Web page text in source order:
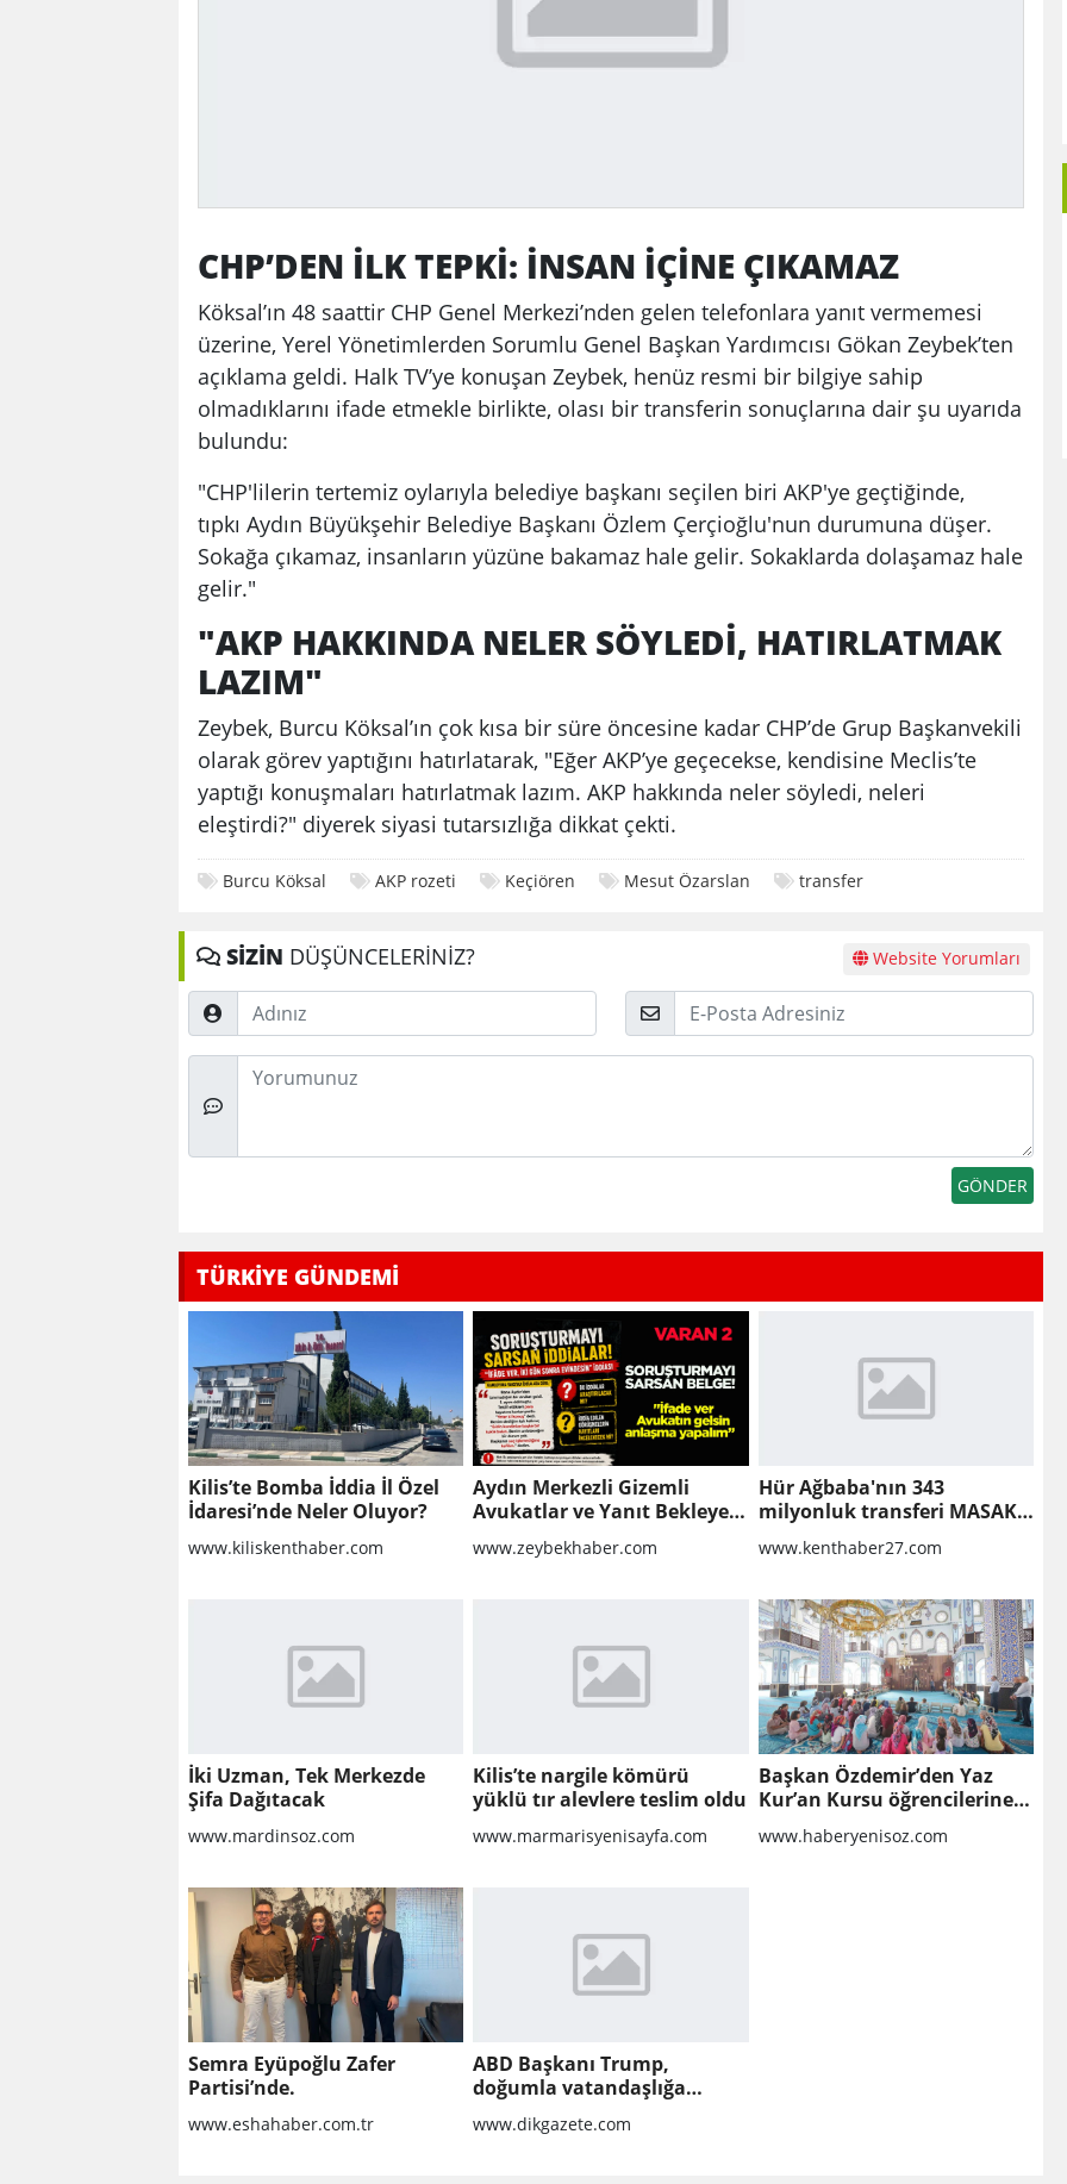
CHP’DEN İLK TEPKİ: İNSAN İÇİNE ÇIKAMAZ
Köksal’ın 48 saattir CHP Genel Merkezi’nden gelen telefonlara yanıt vermemesi
üzerine, Yerel Yönetimlerden Sorumlu Genel Başkan Yardımcısı Gökan Zeybek’ten
açıklama geldi. Halk TV’ye konuşan Zeybek, henüz resmi bir bilgiye sahip
olmadıklarını ifade etmekle birlikte, olası bir transferin sonuçlarına dair şu uyarıda
bulundu:
"CHP'lilerin tertemiz oylarıyla belediye başkanı seçilen biri AKP'ye geçtiğinde,
tıpkı Aydın Büyükşehir Belediye Başkanı Özlem Çerçioğlu'nun durumuna düşer.
Sokağa çıkamaz, insanların yüzüne bakamaz hale gelir. Sokaklarda dolaşamaz hale
gelir."
"AKP HAKKINDA NELER SÖYLEDİ, HATIRLATMAK
LAZIM"
Zeybek, Burcu Köksal’ın çok kısa bir süre öncesine kadar CHP’de Grup Başkanvekili
olarak görev yaptığını hatırlatarak, "Eğer AKP’ye geçecekse, kendisine Meclis’te
yaptığı konuşmaları hatırlatmak lazım. AKP hakkında neler söyledi, neleri
eleştirdi?" diyerek siyasi tutarsızlığa dikkat çekti.
Burcu Köksal AKP rozeti Keçiören Mesut Özarslan transfer
SİZİN DÜŞÜNCELERİNİZ? Website Yorumları
Adınız
Posta
Düşünceleriniz
TÜRKİYE GÜNDEMİ
Kilis’te Bomba İddia İl Özel
İdaresi’nde Neler Oluyor?
www.kiliskenthaber.com
Aydın Merkezli Gizemli
Avukatlar ve Yanıt Bekleyen
www.zeybekhaber.com
Hür Ağbaba'nın 343
milyonluk transferi MASAK
raporunda! Veli Ağbaba'ya
milyonlar gitmiş
www.kenthaber27.com
İki Uzman, Tek Merkezde
Şifa Dağıtacak
www.mardinsoz.com
Kilis’te nargile kömürü
yüklü tır alevlere teslim oldu
www.marmarisyenisayfa.com
Başkan Özdemir’den Yaz
Kur’an Kursu öğrencilerine
ziyaret
www.haberyenisoz.com
Semra Eyüpoğlu Zafer
Partisi’nde.
www.eshahaber.com.tr
ABD Başkanı Trump,
doğumla vatandaşlığa
yönelik kısıtlamaları
genişleten kararnameler
www.dikgazete.com